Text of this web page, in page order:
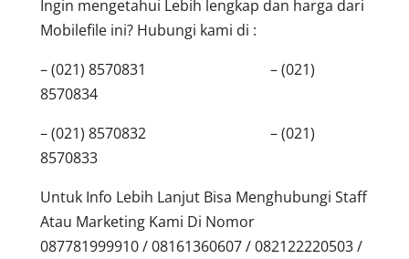
Ingin mengetahui Lebih lengkap dan harga dari
Mobilefile ini? Hubungi kami di :
– (021) 8570831 – (021)
8570834
– (021) 8570832 – (021)
8570833
Untuk Info Lebih Lanjut Bisa Menghubungi Staff
Atau Marketing Kami Di Nomor
087781999910 / 08161360607 / 082122220503 /